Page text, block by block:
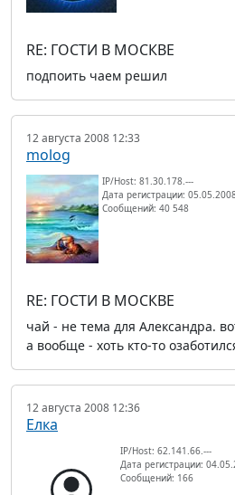
RE: ГОСТИ В МОСКВЕ
подпоить чаем решил
12 августа 2008 12:33
molog
IP/Host: 81.30.178.---
Дата регистрации: 05.05.2008
Сообщений: 40 548
RE: ГОСТИ В МОСКВЕ
чай - не тема для Александра.
а вообще - хоть кто-то
12 августа 2008 12:36
Елка
IP/Host: 62.141.66.---
Дата регистрации:
Сообщений: 166